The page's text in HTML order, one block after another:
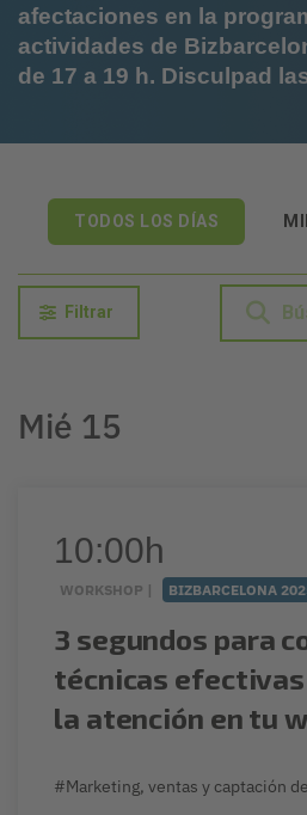
afectaciones en la
actividades de
de 17 a 19 h. Disculpad
TODOS LOS DÍAS
Filtrar
Mié 15
10:00h
WORKSHOP | BIZBARCELONA
3 segundos para
técnicas
la atención en tu
#Marketing, ventas y captación